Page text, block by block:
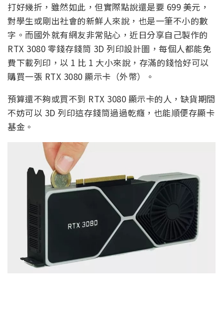
打好幾折，雖然如此，但實際點說還是要 699 美元，
對學生或剛出社會的新鮮人來說，也是一筆不小的數
字。而國外就有網友非常貼心，近日分享自己製作的
RTX 3080 零錢存錢筒 3D 列印設計圖，每個人都能免
費下載列印，以 1 比 1 大小來說，存滿的錢恰好可以
購買一張 RTX 3080 顯示卡（外幣）。
預算還不夠或買不到 RTX 3080 顯示卡的人，缺貨期間
不妨可以 3D 列印這存錢筒過過乾癮，也能順便存顯卡
基金。